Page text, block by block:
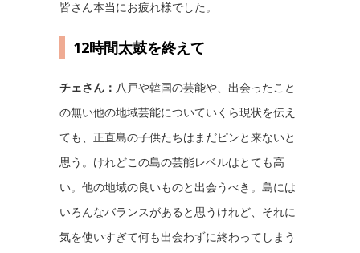
皆さん本当にお疲れ様でした。
12時間太鼓を終えて
チェさん： 八戸や韓国の芸能や、出会ったこと
の無い他の地域芸能についていくら現状を伝え
ても、正直島の子供たちはまだピンと来ないと
思う。けれどこの島の芸能レベルはとても高
い。他の地域の良いものと出会うべき。島には
いろんなバランスがあると思うけれど、それに
気を使いすぎて何も出会わずに終わってしまう